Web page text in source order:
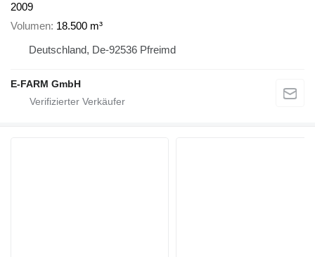
2009
Volumen 18.500 m³
Deutschland, De-92536 Pfreimd
E-FARM GmbH